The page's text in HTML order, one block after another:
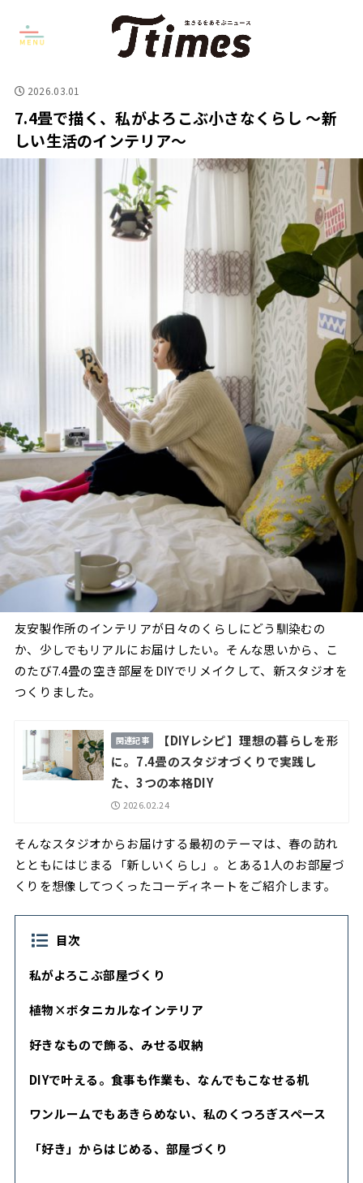
2026.03.01
7.4畳で描く、私がよろこぶ小さなくらし 〜新
しい生活のインテリア〜
友安製作所のインテリアが日々のくらしにどう馴染むの
か、少しでもリアルにお届けしたい。そんな思いから、こ
のたび7.4畳の空き部屋をDIYでリメイクして、新スタジオを
つくりました。
【DIYレシピ】理想の暮らしを形
に。7.4畳のスタジオづくりで実践し
た、3つの本格DIY
2026.02.24
そんなスタジオからお届けする最初のテーマは、春の訪れ
とともにはじまる「新しいくらし」。とある1人のお部屋づ
くりを想像してつくったコーディネートをご紹介します。
目次
私がよろこぶ部屋づくり
植物×ボタニカルなインテリア
好きなもので飾る、みせる収納
DIYで叶える。食事も作業も、なんでもこなせる机
ワンルームでもあきらめない、私のくつろぎスペース
「好き」からはじめる、部屋づくり